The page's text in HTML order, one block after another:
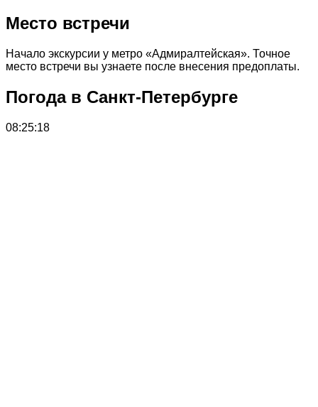
Место встречи
Начало экскурсии у метро «Адмиралтейская». Точное
место встречи вы узнаете после внесения предоплаты.
Погода в Санкт-Петербурге
08:25:18